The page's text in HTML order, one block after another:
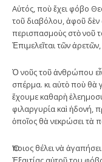
Αὐτός, ποὺ ἔχει φόβο
τοῦ διαβόλου, ἀφοῦ δὲν
περισπασμοὺς στὸ νοῦ
Ἐπιμελεῖται τῶν
Ὁ νοῦς τοῦ ἀνθρώπου
σπέρμα. κι αὐτὸ ποὺ θὰ
ἔχουμε καθαρὴ
φιλαργυρία καὶ ἡδονή,
ὁποῖος θὰ νεκρώσει τὰ
Ὅποιος θέλει νὰ